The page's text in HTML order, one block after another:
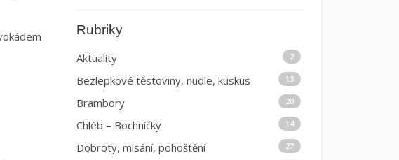
Rubriky
Aktuality 2
Bezlepkové těstoviny, nudle, kuskus 13
Brambory 20
Chléb – Bochníčky 14
Dobroty, mlsání, pohoštění 27